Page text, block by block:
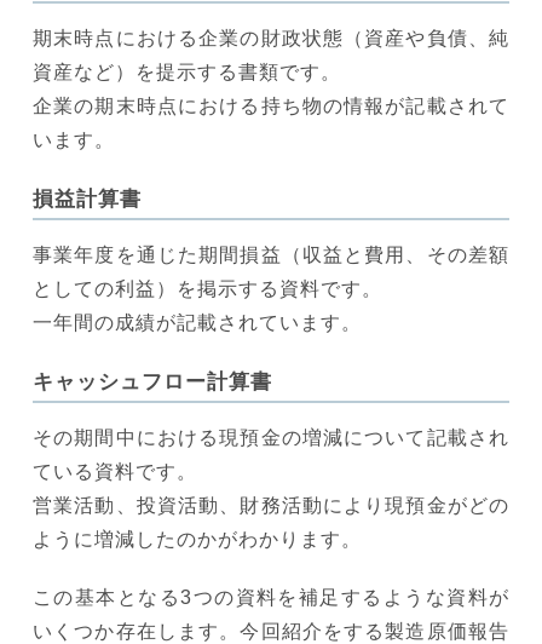
期末時点における企業の財政状態（資産や負債、純
資産など）を提示する書類です。
企業の期末時点における持ち物の情報が記載されて
います。
損益計算書
事業年度を通じた期間損益（収益と費用、その差額
としての利益）を掲示する資料です。
一年間の成績が記載されています。
キャッシュフロー計算書
その期間中における現預金の増減について記載され
ている資料です。
営業活動、投資活動、財務活動により現預金がどの
ように増減したのかがわかります。
この基本となる3つの資料を補足するような資料が
いくつか存在します。今回紹介をする製造原価報告